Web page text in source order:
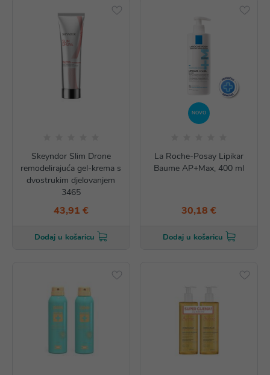
Skeyndor Slim Drone
remodelirajuća gel-krema s
dvostrukim djelovanjem
3465
43,91 €
Dodaj u košaricu
NOVO
La Roche-Posay Lipikar
Baume AP+Max, 400 ml
30,18 €
Dodaj u košaricu